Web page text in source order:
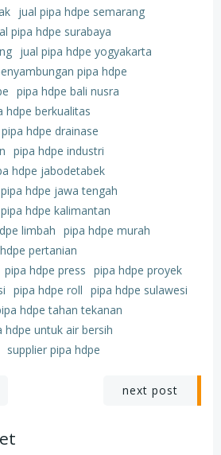
jual pipa hdpe semarang
pipa hdpe surabaya
jual pipa hdpe yogyakarta
pipa hdpe
pipa hdpe bali nusra
hdpe berkualitas
pipa hdpe drainase
pipa hdpe industri
hdpe jabodetabek
pipa hdpe jawa tengah
pipa hdpe kalimantan
limbah pipa hdpe murah
pertanian
pipa hdpe press pipa hdpe proyek
pipa hdpe roll pipa hdpe sulawesi
hdpe tahan tekanan
hdpe untuk air bersih
supplier pipa hdpe
next post